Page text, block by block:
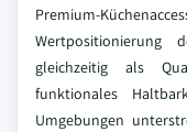
Premium-
gleichzeitig als
funktionales
Umgebungen